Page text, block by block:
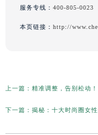
服务专线： 400-805-0023
本页链接： http://
上一篇： 精准调整，告别松动
下一篇： 揭秘：十大时尚圈女